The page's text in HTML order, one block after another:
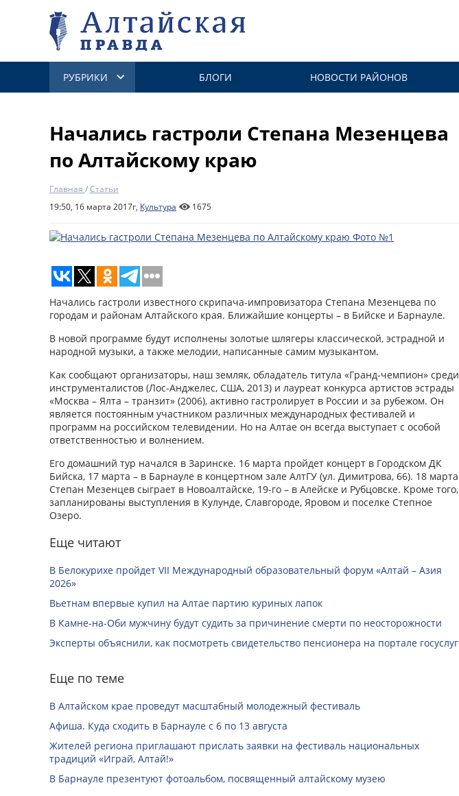
РУБРИКИ БЛОГИ НОВОСТИ РАЙОНОВ
Начались гастроли Степана Мезенцева
по Алтайскому краю
Главная /Статьи
19:50, 16 марта 2017г, Культура 1675
Начались гастроли известного скрипача-импровизатора Степана Мезенцева по
городам и районам Алтайского края. Ближайшие концерты – в Бийске и Барнауле.
В новой программе будут исполнены золотые шлягеры классической, эстрадной и
народной музыки, а также мелодии, написанные самим музыкантом.
Как сообщают организаторы, наш земляк, обладатель титула «Гранд-чемпион» среди
инструменталистов (Лос-Анджелес, США, 2013) и лауреат конкурса артистов эстрады
«Москва – Ялта – транзит» (2006), активно гастролирует в России и за рубежом. Он
является постоянным участником различных международных фестивалей и
программ на российском телевидении. Но на Алтае он всегда выступает с особой
ответственностью и волнением.
Его домашний тур начался в Заринске. 16 марта пройдет концерт в Городском ДК
Бийска, 17 марта – в Барнауле в концертном зале АлтГУ (ул. Димитрова, 66). 18 марта
Степан Мезенцев сыграет в Новоалтайске, 19-го – в Алейске и Рубцовске. Кроме того,
запланированы выступления в Кулунде, Славгороде, Яровом и поселке Степное
Озеро.
Еще читают
В Белокурихе пройдет VII Международный образовательный форум «Алтай – Азия
2026»
Вьетнам впервые купил на Алтае партию куриных лапок
В Камне-на-Оби мужчину будут судить за причинение смерти по неосторожности
Эксперты объяснили, как посмотреть свидетельство пенсионера на портале госуслуг
Еще по теме
В Алтайском крае проведут масштабный молодежный фестиваль
Афиша. Куда сходить в Барнауле с 6 по 13 августа
Жителей региона приглашают прислать заявки на фестиваль национальных
традиций «Играй, Алтай!»
В Барнауле презентуют фотоальбом, посвященный алтайскому музею